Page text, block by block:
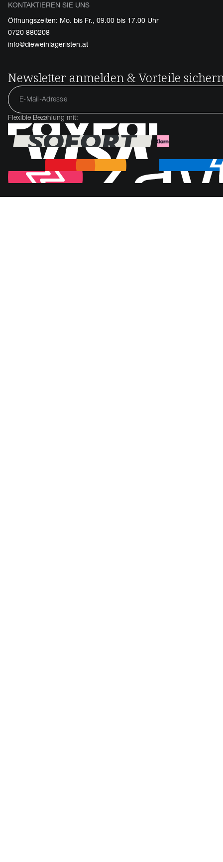
KONTAKTIEREN SIE UNS
Öffnungszeiten: Mo. bis Fr., 09.00 bis 17.00 Uhr
0720 880208
info@dieweinlageristen.at
Newsletter anmelden & Vorteile
Flexible Bezahlung mit: